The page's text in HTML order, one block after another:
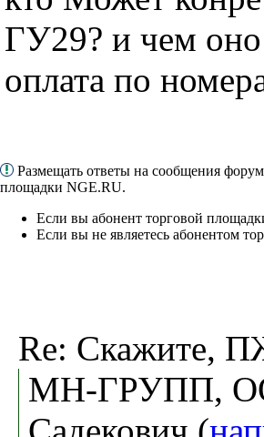
ГУ29? и чем оно
оплата по
Размещать ответы на сообщения
площадки NGE.RU.
Если вы абонент торговой
Если вы не являетесь абонентом
Re: Скажите,
МН-ГРУПП,